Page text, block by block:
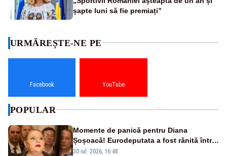
șapte luni să fie premiați”
URMĂREȘTE-NE PE
Facebook YouTube
POPULAR
Momente de panică pentru Diana
Șoșoacă! Eurodeputata a fost rănită într-
un accident rutier
30 iul. 2026, 16:48